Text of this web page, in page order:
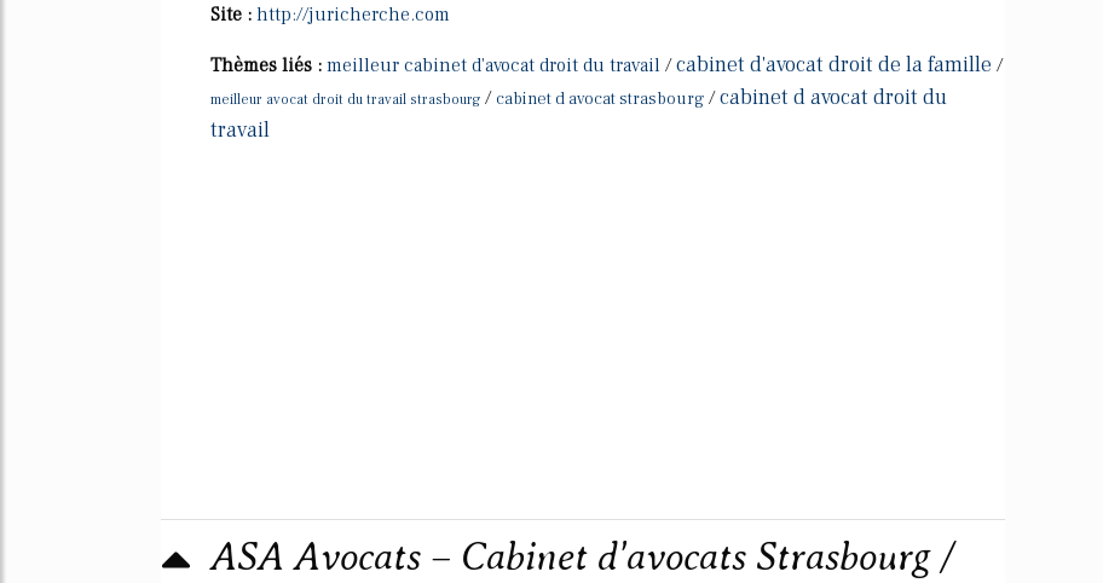
Site : http://juricherche.com
Thèmes liés : meilleur cabinet d'avocat droit du travail /cabinet d'avocat droit de la famille /
meilleur avocat droit du travail strasbourg / cabinet d avocat strasbourg /cabinet d avocat droit du
travail
ASA Avocats – Cabinet d'avocats Strasbourg /